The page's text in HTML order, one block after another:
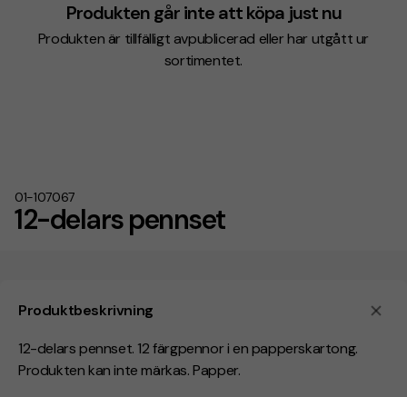
12-delars pennset
01-107067
Produkten går inte att köpa just nu
Produkten är tillfälligt avpublicerad eller har utgått ur
sortimentet.
Produktbeskrivning
12-delars pennset. 12 färgpennor i en papperskartong.
Produkten kan inte märkas. Papper.